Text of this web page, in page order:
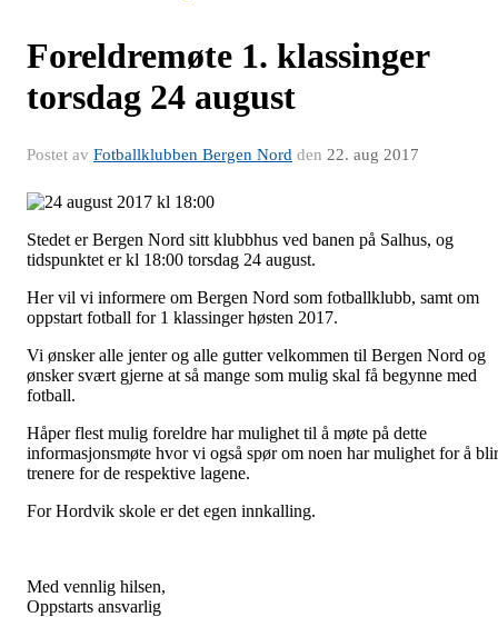
Foreldremøte 1. klassinger
torsdag 24 august
Postet av Fotballklubben Bergen Nord den 22. aug 2017
Stedet er Bergen Nord sitt klubbhus ved banen på Salhus, og
tidspunktet er kl 18:00 torsdag 24 august.
Her vil vi informere om Bergen Nord som fotballklubb, samt om
oppstart fotball for 1 klassinger høsten 2017.
Vi ønsker alle jenter og alle gutter velkommen til Bergen Nord og
ønsker svært gjerne at så mange som mulig skal få begynne med
fotball.
Håper flest mulig foreldre har mulighet til å møte på dette
informasjonsmøte hvor vi også spør om noen har mulighet for å blir
trenere for de respektive lagene.
For Hordvik skole er det egen innkalling.
Med vennlig hilsen,
Oppstarts ansvarlig